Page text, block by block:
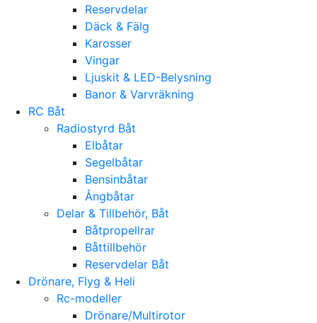
Reservdelar
Däck & Fälg
Karosser
Vingar
Ljuskit & LED-Belysning
Banor & Varvräkning
RC Båt
Radiostyrd Båt
Elbåtar
Segelbåtar
Bensinbåtar
Ångbåtar
Delar & Tillbehör, Båt
Båtpropellrar
Båttillbehör
Reservdelar Båt
Drönare, Flyg & Heli
Rc-modeller
Drönare/Multirotor